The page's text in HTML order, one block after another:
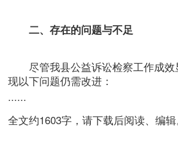
二、存在的问题与不足
尽管我县公益诉讼检察工作成效
现以下问题仍需改进：
......
全文约1603字，请下载后阅读、编辑